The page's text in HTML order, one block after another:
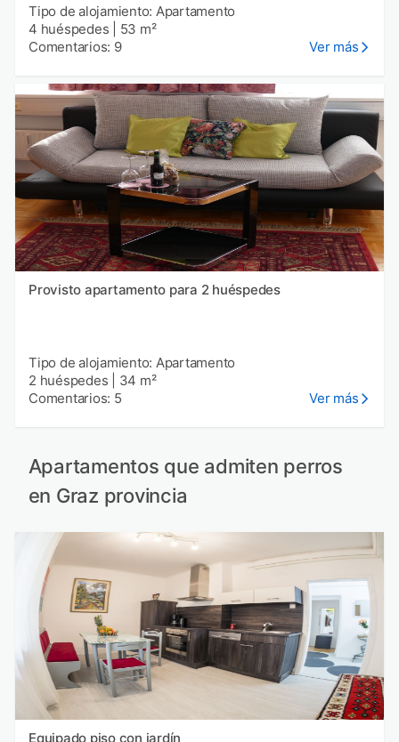
Tipo de alojamiento: Apartamento
4 huéspedes
53 m²
Comentarios: 9
Ver más
Provisto apartamento para 2 huéspedes
Tipo de alojamiento: Apartamento
2 huéspedes
34 m²
Comentarios: 5
Ver más
Apartamentos que admiten perros
en Graz provincia
Equipado piso con jardín